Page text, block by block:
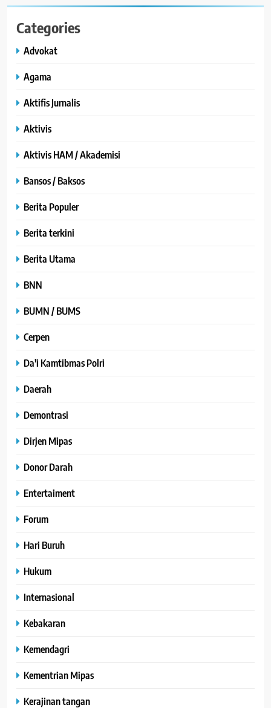
Categories
Advokat
Agama
Aktifis Jurnalis
Aktivis
Aktivis HAM / Akademisi
Bansos / Baksos
Berita Populer
Berita terkini
Berita Utama
BNN
BUMN / BUMS
Cerpen
Da'i Kamtibmas Polri
Daerah
Demontrasi
Dirjen Mipas
Donor Darah
Entertaiment
Forum
Hari Buruh
Hukum
Internasional
Kebakaran
Kemendagri
Kementrian Mipas
Kerajinan tangan